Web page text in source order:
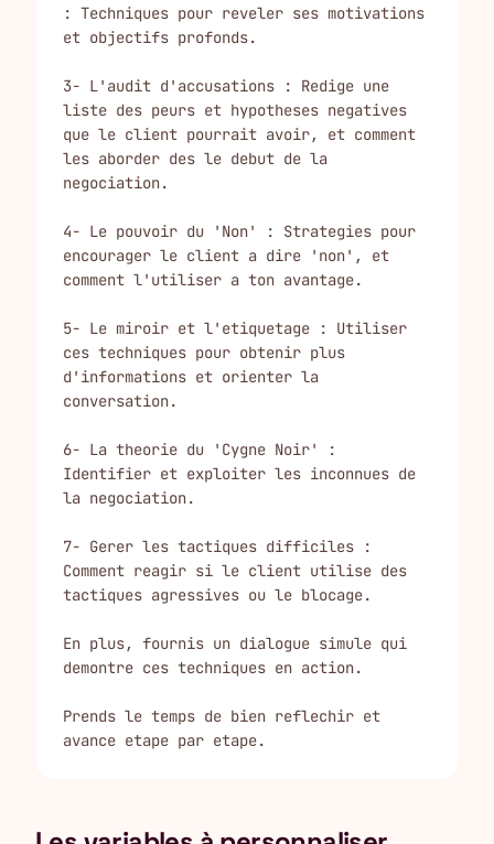
: Techniques pour reveler ses motivations
et objectifs profonds.
3- L'audit d'accusations : Redige une
liste des peurs et hypotheses negatives
que le client pourrait avoir, et comment
les aborder des le debut de la
negociation.
4- Le pouvoir du 'Non' : Strategies pour
encourager le client a dire 'non', et
comment l'utiliser a ton avantage.
5- Le miroir et l'etiquetage : Utiliser
ces techniques pour obtenir plus
d'informations et orienter la
conversation.
6- La theorie du 'Cygne Noir' :
Identifier et exploiter les inconnues de
la negociation.
7- Gerer les tactiques difficiles :
Comment reagir si le client utilise des
tactiques agressives ou le blocage.
En plus, fournis un dialogue simule qui
demontre ces techniques en action.
Prends le temps de bien reflechir et
avance etape par etape.